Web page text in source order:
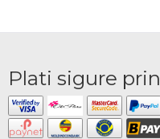
Plati sigure prin